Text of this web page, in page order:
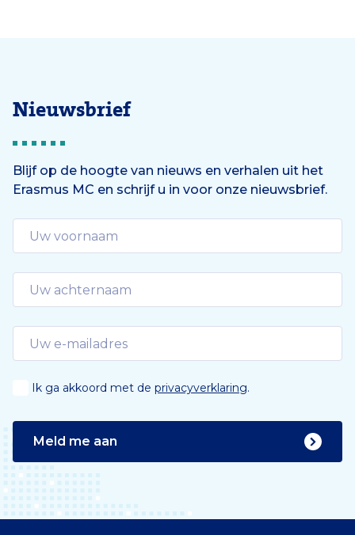
Nieuwsbrief
Blijf op de hoogte van nieuws en verhalen uit het
Erasmus MC en schrijf u in voor onze nieuwsbrief.
Ik ga akkoord met de privacyverklaring.
Meld me aan